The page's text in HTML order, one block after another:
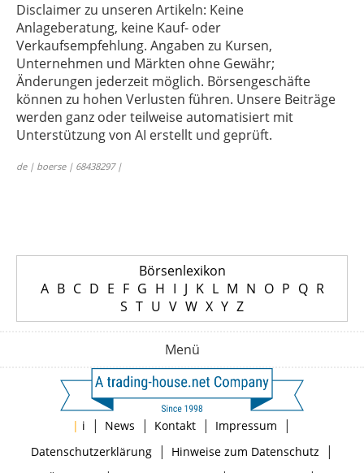
Disclaimer zu unseren Artikeln: Keine
Anlageberatung, keine Kauf- oder
Verkaufsempfehlung. Angaben zu Kursen,
Unternehmen und Märkten ohne Gewähr;
Änderungen jederzeit möglich. Börsengeschäfte
können zu hohen Verlusten führen. Unsere Beiträge
werden ganz oder teilweise automatisiert mit
Unterstützung von AI erstellt und geprüft.
de | boerse | 68438297 |
Börsenlexikon
A B C D E F G H I J K L M N O P Q R
S T U V W X Y Z
Menü
| i | News | Kontakt | Impressum |
Datenschutzerklärung| Hinweise zum Datenschutz |